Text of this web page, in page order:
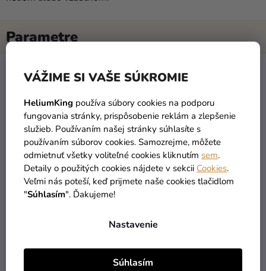
VÁŽIME SI VAŠE SÚKROMIE
HeliumKing používa súbory cookies na podporu
fungovania stránky, prispôsobenie reklám a zlepšenie
služieb. Používaním našej stránky súhlasíte s
používaním súborov cookies. Samozrejme, môžete
odmietnuť všetky voliteľné cookies kliknutím sem.
Detaily o použitých cookies nájdete v sekcii Cookies.
Veľmi nás poteší, keď prijmete naše cookies tlačidlom
"Súhlasím". Ďakujeme!
Nastavenie
Súhlasím
Kategória: Metalické balóny
EAN: 8021886096415
Farba: Ružová
TOP: Párty dekorácie